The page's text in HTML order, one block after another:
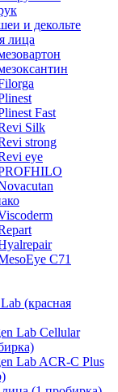
и декольте
лица
Fast
Silk
strong
eye
C71
(красная
Lab Cellular
Lab ACR-C Plus